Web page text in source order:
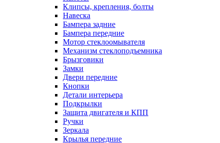
Клипсы, крепления, болты
Навеска
Бампера задние
Бампера передние
Мотор стеклоомывателя
Механизм стеклоподъемника
Брызговики
Замки
Двери передние
Кнопки
Детали интерьера
Подкрылки
Защита двигателя и КПП
Ручки
Зеркала
Крылья передние